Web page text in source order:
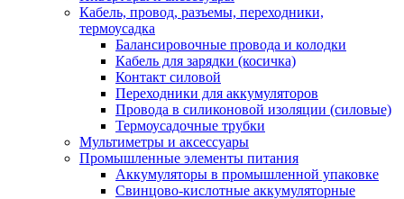
Кабель, провод, разъемы, переходники,
термоусадка
Балансировочные провода и колодки
Кабель для зарядки (косичка)
Контакт силовой
Переходники для аккумуляторов
Провода в силиконовой изоляции (силовые)
Термоусадочные трубки
Мультиметры и аксессуары
Промышленные элементы питания
Аккумуляторы в промышленной упаковке
Свинцово-кислотные аккумуляторные